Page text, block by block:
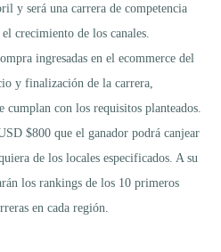
y será una carrera de competencia
crecimiento de los canales.
ingresadas en el ecommerce del
y finalización de la carrera,
cumplan con los requisitos planteados.
$800 que el ganador podrá canjear
de los locales especificados. A su
los rankings de los 10 primeros
en cada región.